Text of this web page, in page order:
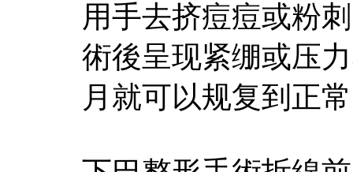
用手去挤痘痘或粉
術後呈现紧绷或压
月就可以规复到正